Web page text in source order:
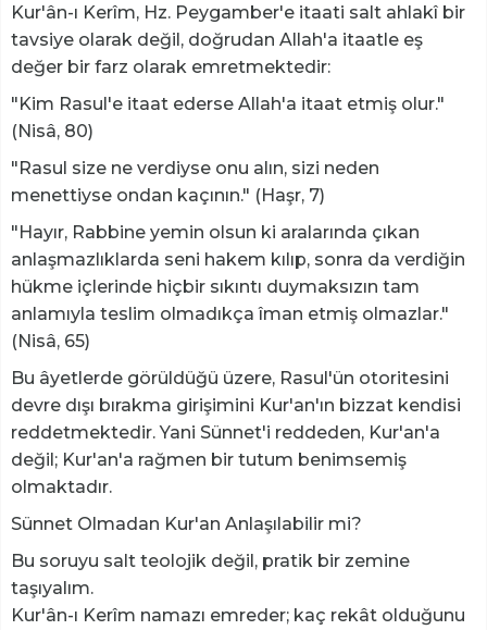
Kur'ân-ı Kerîm, Hz. Peygamber'e itaati salt ahlakî bir
tavsiye olarak değil, doğrudan Allah'a itaatle eş
değer bir farz olarak emretmektedir:
"Kim Rasul'e itaat ederse Allah'a itaat etmiş olur."
(Nisâ, 80)
"Rasul size ne verdiyse onu alın, sizi neden
menettiyse ondan kaçının." (Haşr, 7)
"Hayır, Rabbine yemin olsun ki aralarında çıkan
anlaşmazlıklarda seni hakem kılıp, sonra da verdiğin
hükme içlerinde hiçbir sıkıntı duymaksızın tam
anlamıyla teslim olmadıkça îman etmiş olmazlar."
(Nisâ, 65)
Bu âyetlerde görüldüğü üzere, Rasul'ün otoritesini
devre dışı bırakma girişimini Kur'an'ın bizzat kendisi
reddetmektedir. Yani Sünnet'i reddeden, Kur'an'a
değil; Kur'an'a rağmen bir tutum benimsemiş
olmaktadır.
Sünnet Olmadan Kur'an Anlaşılabilir mi?
Bu soruyu salt teolojik değil, pratik bir zemine
taşıyalım.
Kur'ân-ı Kerîm namazı emreder; kaç rekât olduğunu